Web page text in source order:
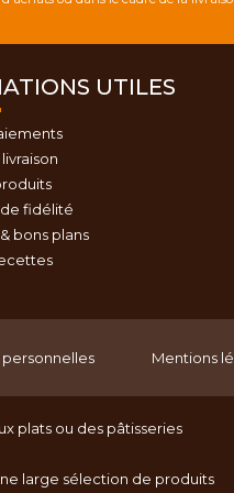
UTILES
fidélité
bons plans
personnelles Mentions
plats ou des pâtisseries
large sélection de produits